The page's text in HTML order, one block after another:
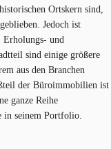
Ortskern sind,
Jedoch ist
Erholungs- und
sind einige größere
aus den Branchen
der Büroimmobilien ist
ganze Reihe
in seinem Portfolio.